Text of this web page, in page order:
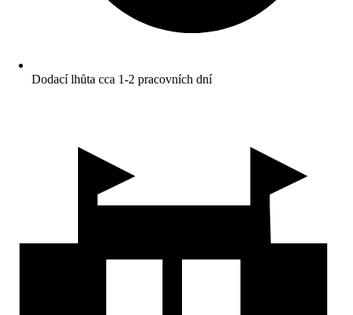
Dodací lhůta cca 1-2 pracovních dní